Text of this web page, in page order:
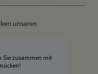
unseren
Sie zusammen mit